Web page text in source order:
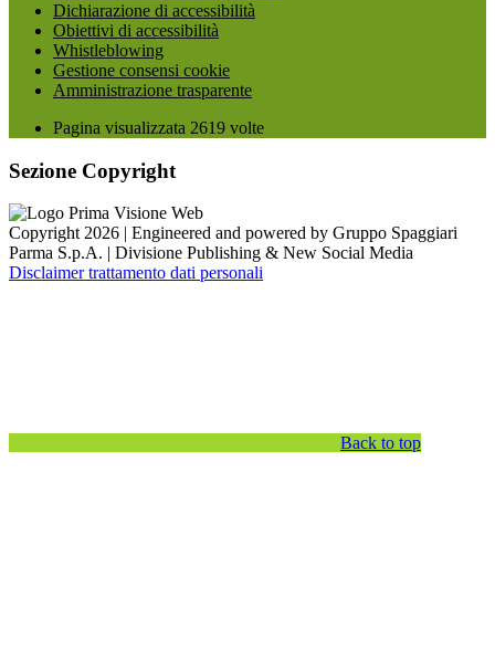
Dichiarazione di accessibilità
Obiettivi di accessibilità
Whistleblowing
Gestione consensi cookie
Amministrazione trasparente
Pagina visualizzata 2619 volte
Sezione Copyright
Copyright 2026 | Engineered and powered by Gruppo Spaggiari
Parma S.p.A. | Divisione Publishing & New Social Media
Disclaimer trattamento dati personali
Back to top